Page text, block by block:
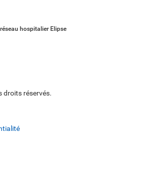
hospitalier Elipse
droits réservés.